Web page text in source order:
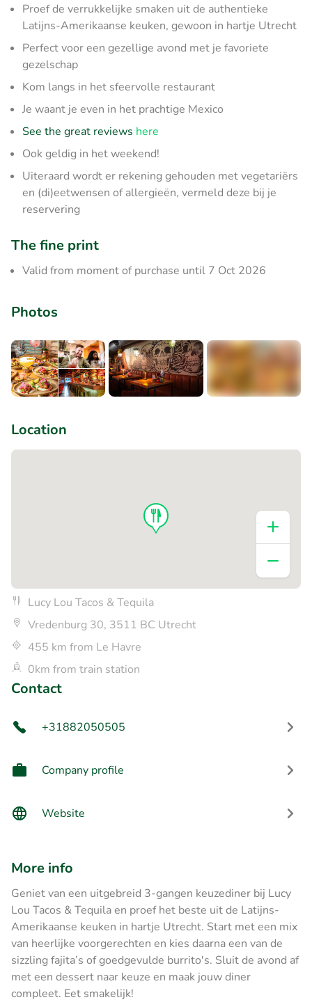
Proef de verrukkelijke smaken uit de authentieke
Latijns-Amerikaanse keuken, gewoon in hartje Utrecht
Perfect voor een gezellige avond met je favoriete
gezelschap
Kom langs in het sfeervolle restaurant
Je waant je even in het prachtige Mexico
See the great reviews here
Ook geldig in het weekend!
Uiteraard wordt er rekening gehouden met vegetariërs
en (di)eetwensen of allergieën, vermeld deze bij je
reservering
The fine print
Valid from moment of purchase until 7 Oct 2026
Photos
Location
Lucy Lou Tacos & Tequila
Vredenburg 30, 3511 BC Utrecht
455 km from Le Havre
0km from train station
Contact
+31882050505
Company profile
Website
More info
Geniet van een uitgebreid 3-gangen keuzediner bij Lucy
Lou Tacos & Tequila en proef het beste uit de Latijns-
Amerikaanse keuken in hartje Utrecht. Start met een mix
van heerlijke voorgerechten en kies daarna een van de
sizzling fajita’s of goedgevulde burrito's. Sluit de avond af
met een dessert naar keuze en maak jouw diner
compleet. Eet smakelijk!